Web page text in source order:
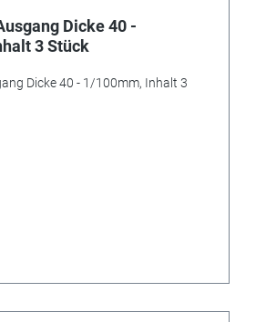
Dicke 40 -
3 Stück
Dicke 40 - 1/100mm, Inhalt 3